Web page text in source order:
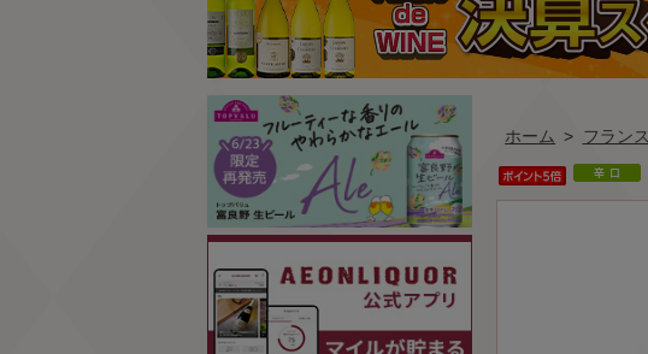
ホーム > フランス